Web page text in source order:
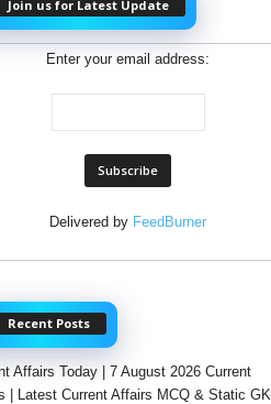
Join us for Latest Update
Enter your email address:
Delivered by FeedBurner
Recent Posts
Affairs Today | 7 August 2026 Current
| Latest Current Affairs MCQ & Static GK